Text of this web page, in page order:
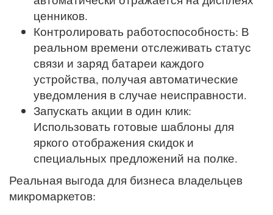
ценников.
Контролировать работоспособность: В
реальном времени отслеживать статус
связи и заряд батареи каждого
устройства, получая автоматические
уведомления в случае неисправности.
Запускать акции в один клик:
Использовать готовые шаблоны для
яркого отображения скидок и
специальных предложений на полке.
Реальная выгода для бизнеса владельцев
микромаркетов: